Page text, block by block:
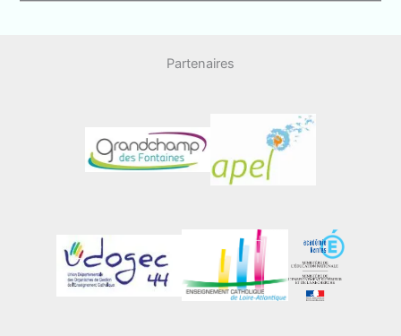
Partenaires